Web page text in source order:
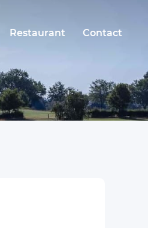
Restaurant Contact